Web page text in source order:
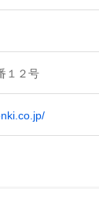
１２号